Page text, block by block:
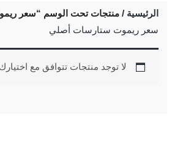
الرئيسية / منتجات تحت الوسم “سعر
سعر ريموت ستارسات أصلي
لا توجد منتجات تتوافق مع